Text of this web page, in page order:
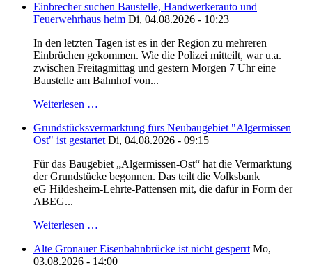
Einbrecher suchen Baustelle, Handwerkerauto und
Feuerwehrhaus heim Di, 04.08.2026 - 10:23
In den letzten Tagen ist es in der Region zu mehreren
Einbrüchen gekommen. Wie die Polizei mitteilt, war u.a.
zwischen Freitagmittag und gestern Morgen 7 Uhr eine
Baustelle am Bahnhof von...
Weiterlesen …
Grundstücksvermarktung fürs Neubaugebiet "Algermissen
Ost" ist gestartet Di, 04.08.2026 - 09:15
Für das Baugebiet „Algermissen-Ost“ hat die Vermarktung
der Grundstücke begonnen. Das teilt die Volksbank
eG Hildesheim-Lehrte-Pattensen mit, die dafür in Form der
ABEG...
Weiterlesen …
Alte Gronauer Eisenbahnbrücke ist nicht gesperrt Mo,
03.08.2026 - 14:00